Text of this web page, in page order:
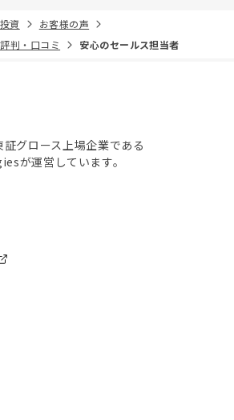
資
お客様の声
判・口コミ
安心のセールス担当者
証グロース上場企業である
が運営しています。